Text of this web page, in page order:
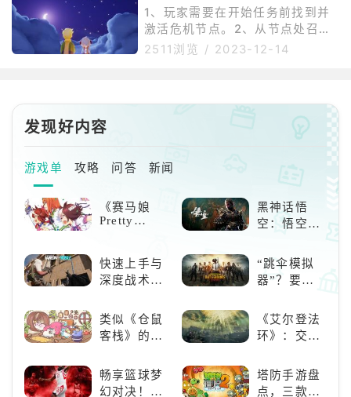
桥段，让玩家有机会可以进行汽车
追逐战、狙击战等，于雪地上将德
军装甲部队一一击毁。2、《使命
召唤：联合进攻》玩家将会扮演美
会在美军阵营中参加巴斯通战役，
1、玩家需要在开始任务前找到并
激活危机节点。2、从节点处召唤
出救援小组，可以获得关于任务的
准备搬运物资，完成任务，解除危
2511浏览 / 2023-12-14
发现好内容
游戏单 攻略 问答 新闻
《赛马娘
Pretty
的竞速之旅
黑神话悟
空：悟空携
来，游戏界
的东方巨
兽，引爆全
快速上手与
深度战术兼
六号M》是
否值得入
“跳伞模拟
器”？要
“刚”？
类似《仓鼠
客栈》的萌
荐！快来养
赛博宠物
《艾尔登法
环》：交界
奇与魂系新
巅峰
畅享篮球梦
幻对决！
塔防手游盘
点，三款不